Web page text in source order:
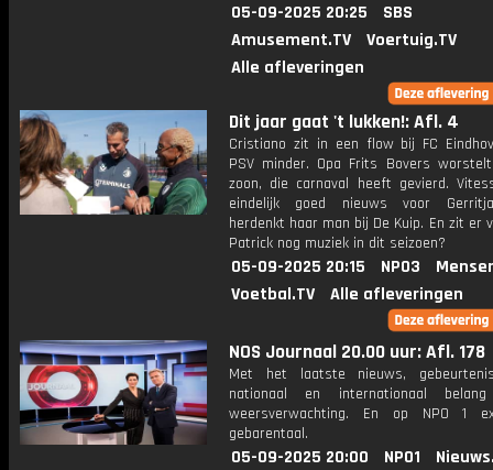
05-09-2025 20:25
SBS
Amusement.TV
Voertuig.TV
Alle afleveringen
Dit jaar gaat 't lukken!: Afl. 4
Cristiano zit in een flow bij FC
PSV minder. Opa Frits Bovers
zoon, die carnaval heeft gevierd.
eindelijk goed nieuws voor
herdenkt haar man bij De Kuip. En zit er
Patrick nog muziek in dit seizoen?
05-09-2025 20:15 NPO3
Voetbal.TV
Alle afleveringen
NOS Journaal 20.00 uur: Afl. 178
Met het laatste nieuws,
nationaal en internationaal
weersverwachting. En op NPO 1
gebarentaal.
05-09-2025 20:00 NPO1